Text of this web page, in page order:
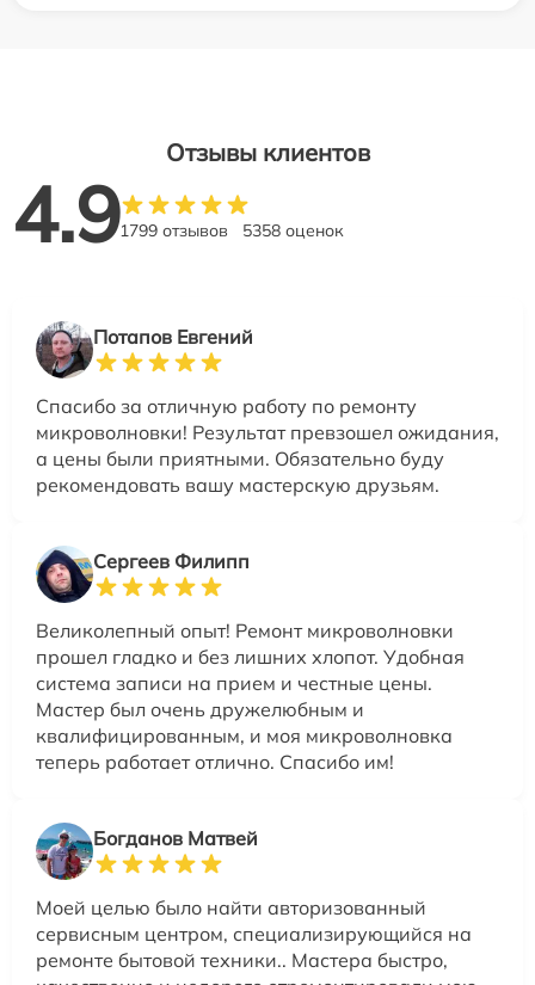
Отзывы клиентов
4.91799 отзывов 5358 оценок
Потапов Евгений
Спасибо за отличную работу по ремонту
микроволновки! Результат превзошел ожидания,
а цены были приятными. Обязательно буду
рекомендовать вашу мастерскую друзьям.
Сергеев Филипп
Великолепный опыт! Ремонт микроволновки
прошел гладко и без лишних хлопот. Удобная
система записи на прием и честные цены.
Мастер был очень дружелюбным и
квалифицированным, и моя микроволновка
теперь работает отлично. Спасибо им!
Богданов Матвей
Моей целью было найти авторизованный
сервисным центром, специализирующийся на
ремонте бытовой техники.. Мастера быстро,